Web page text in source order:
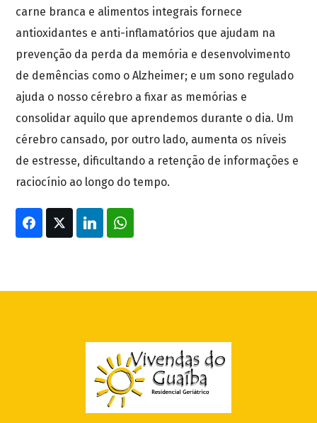
carne branca e alimentos integrais fornece
antioxidantes e anti-inflamatórios que ajudam na
prevenção da perda da memória e desenvolvimento
de demências como o Alzheimer; e um sono regulado
ajuda o nosso cérebro a fixar as memórias e
consolidar aquilo que aprendemos durante o dia. Um
cérebro cansado, por outro lado, aumenta os níveis
de estresse, dificultando a retenção de informações e
raciocínio ao longo do tempo.